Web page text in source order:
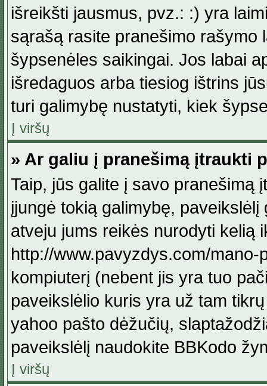
išreikšti jausmus, pvz.: :) yra
sąrašą rasite pranešimo rašymo
šypsenėles saikingai. Jos labai
išredaguos arba tiesiog ištrins
turi galimybę nustatyti, kiek
Į viršų
» Ar galiu į pranešimą įtraukti
Taip, jūs galite į savo pranešimą
įjungė tokią galimybę,
atveju jums reikės nurodyti kelią
http://www.pavyzdys.com/
kompiuterį (nebent jis yra tuo
paveikslėlio kuris yra už tam
yahoo pašto dėžučių,
paveikslėlį naudokite BBKodo
Į viršų